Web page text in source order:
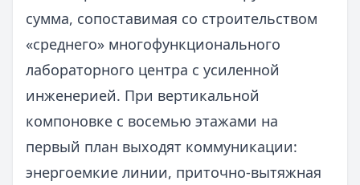
сумма, сопоставимая со строительством
«среднего» многофункционального
лабораторного центра с усиленной
инженерией. При вертикальной
компоновке с восемью этажами на
первый план выходят коммуникации:
энергоемкие линии, приточно-вытяжная